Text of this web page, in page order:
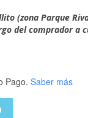
(zona Parque
del comprador a
Pago. Saber más